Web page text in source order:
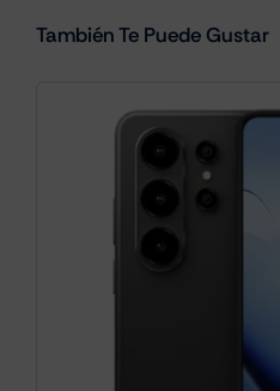
También Te Puede Gustar